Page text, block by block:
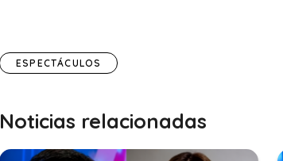
ESPECTÁCULOS
Noticias relacionadas